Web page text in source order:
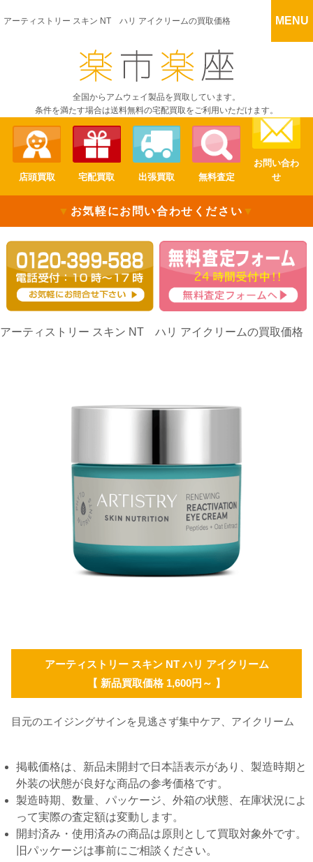
MENU
アーティストリー スキン NT ハリ アイクリームの買取価格
全国からアムウェイ製品を買取しています。
条件を満たす場合は送料無料の宅配買取をご利用いただけます。
店頭買取 宅配買取 出張買取 無料査定
お問い合わ
せ
▼ お気軽にお問い合わせください ▼
アーティストリー スキン NT ハリ アイクリームの買取価格
アーティストリー スキン NT ハリ アイクリーム
【 新品買取価格 1,600円～ 】
目元のエイジングサインを見逃さず集中ケア、アイクリーム
掲載価格は、新品未開封で日本語表示があり、製造時期と
外装の状態が良好な商品の参考価格です。
製造時期、数量、パッケージ、外箱の状態、在庫状況によ
って実際の査定額は変動します。
開封済み・使用済みの商品は原則として買取対象外です。
旧パッケージは事前にご相談ください。